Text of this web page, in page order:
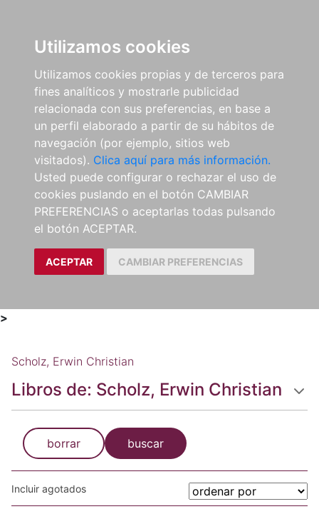
Utilizamos cookies
Utilizamos cookies propias y de terceros para
fines analíticos y mostrarle publicidad
relacionada con sus preferencias, en base a
un perfil elaborado a partir de su hábitos de
navegación (por ejemplo, sitios web
visitados). Clica aquí para más información.
Usted puede configurar o rechazar el uso de
cookies puslando en el botón CAMBIAR
PREFERENCIAS o aceptarlas todas pulsando
el botón ACEPTAR.
ACEPTAR CAMBIAR PREFERENCIAS
>
Scholz, Erwin Christian
Libros de: Scholz, Erwin Christian
borrar buscar
Incluir agotados